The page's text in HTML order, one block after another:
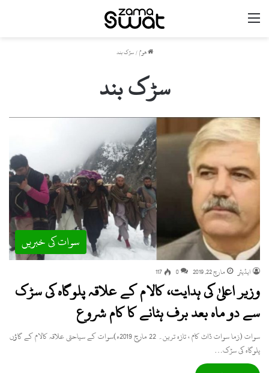
ھوم / سڑک بند
سڑک بند
سوات کی خبریں
ایڈیٹر مارچ 22, 2019 0
117
وزیر اعلیٰ کی ہدایت، کالام کے علاقہ پلوگاہ کی سڑک
سے دو ماہ بعد برف ہٹانے کا کام شروع
سوات (زما سوات ڈاٹ کام ، تازہ ترین۔ 22 مارچ 2019ء)سوات کے سیاحتی علاقہ کالام کے گاؤں
پلوگاہ کی سڑک…